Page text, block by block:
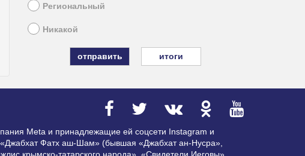
Региональный
Никакой
итоги
Meta и принадлежащие ей соцсети Instagram и
Фатх аш-Шам» (бывшая «Джабхат ан-Нусра»,
крымско-татарского народа», «Свидетели Иеговы»,